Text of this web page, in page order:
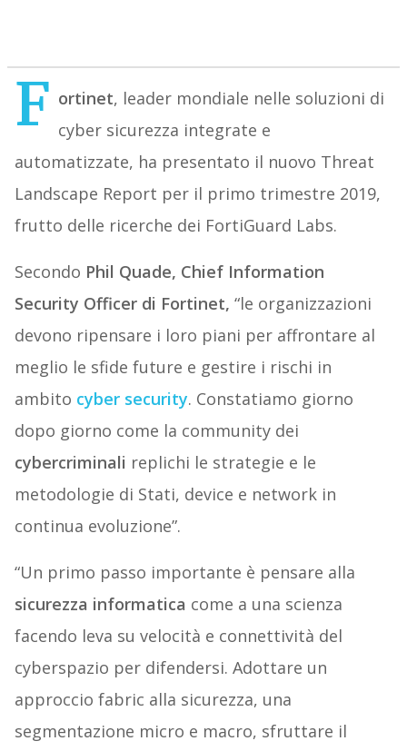
F ortinet, leader mondiale nelle soluzioni di
cyber sicurezza integrate e
automatizzate, ha presentato il nuovo Threat
Landscape Report per il primo trimestre 2019,
frutto delle ricerche dei FortiGuard Labs.
Secondo Phil Quade, Chief Information
Security Officer di Fortinet, “le organizzazioni
devono ripensare i loro piani per affrontare al
meglio le sfide future e gestire i rischi in
ambito cyber security. Constatiamo giorno
dopo giorno come la community dei
cybercriminali replichi le strategie e le
metodologie di Stati, device e network in
continua evoluzione”.
“Un primo passo importante è pensare alla
sicurezza informatica come a una scienza
facendo leva su velocità e connettività del
cyberspazio per difendersi. Adottare un
approccio fabric alla sicurezza, una
segmentazione micro e macro, sfruttare il